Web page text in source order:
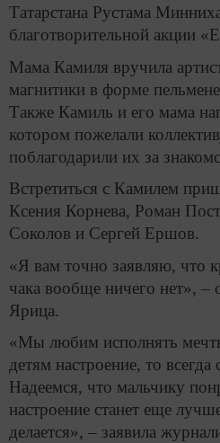
Татарстана Рустама
благотворительной акции
Мама Камиля вручила
магнитики в форме
Также Камиль и его мама
котором пожелали
поблагодарили их за
Встретиться с Камилем
Ксения Корнева, Роман
Соколов и Сергей Ершов.
«Я вам точно заявляю, что
чака вообще ничего нет»,
Ярица.
«Мы любим исполнять
детям настроение, то всегда
Надеемся, что мальчику
настроение станет еще
делается», – заявила